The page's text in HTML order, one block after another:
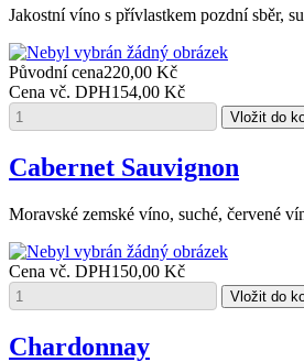
Jakostní víno s přívlastkem pozdní sběr,
Původní cena220,00 Kč
Cena vč. DPH154,00 Kč
Cabernet Sauvignon
Moravské zemské víno, suché, červené
Cena vč. DPH150,00 Kč
Chardonnay